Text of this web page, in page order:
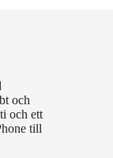
och
och ett
till